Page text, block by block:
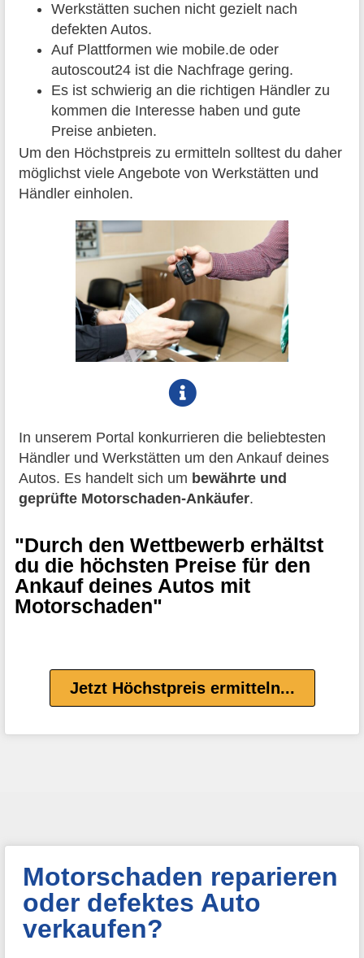
Werkstätten suchen nicht gezielt nach
defekten Autos.
Auf Plattformen wie mobile.de oder
autoscout24 ist die Nachfrage gering.
Es ist schwierig an die richtigen Händler zu
kommen die Interesse haben und gute
Preise anbieten.
Um den Höchstpreis zu ermitteln solltest du daher
möglichst viele Angebote von Werkstätten und
Händler einholen.
In unserem Portal konkurrieren die beliebtesten
Händler und Werkstätten um den Ankauf deines
Autos. Es handelt sich um bewährte und
geprüfte Motorschaden-Ankäufer.
"Durch den Wettbewerb erhältst
du die höchsten Preise für den
Ankauf deines Autos mit
Motorschaden"
Jetzt Höchstpreis ermitteln...
Motorschaden reparieren
oder defektes Auto
verkaufen?